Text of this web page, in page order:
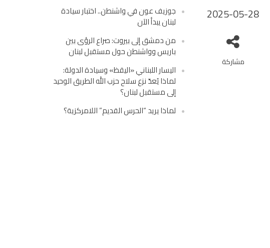
جوزيف عون في واشنطن.. اختبار سيادة
لبنان يبدأ الآن
من دمشق إلى بيروت: صراع الرؤى بين
باريس وواشنطن حول مستقبل لبنان
اليسار اللبناني «اليقظ» وسيادة الدولة:
لماذا يُعدّ نزع سلاح حزب الله الطريق الوحيد
إلى مستقبل لبنان؟
لماذا يريد “الحرس القديم” اللامركزية؟
2025-05-28
مشاركة